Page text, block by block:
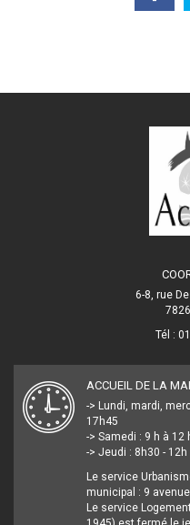
6-8, rue
Tél :
ACCUEIL DE LA
-> Lundi, mardi,
17h45
-> Samedi : 9 h à
-> Jeudi : 8h30 - 12h
Le service
municipal : 9
Le service